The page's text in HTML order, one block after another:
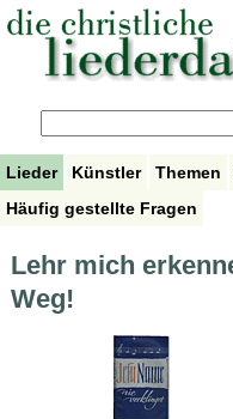
Lieder Künstler Themen
Häufig gestellte Fragen
Lehr mich
Weg!